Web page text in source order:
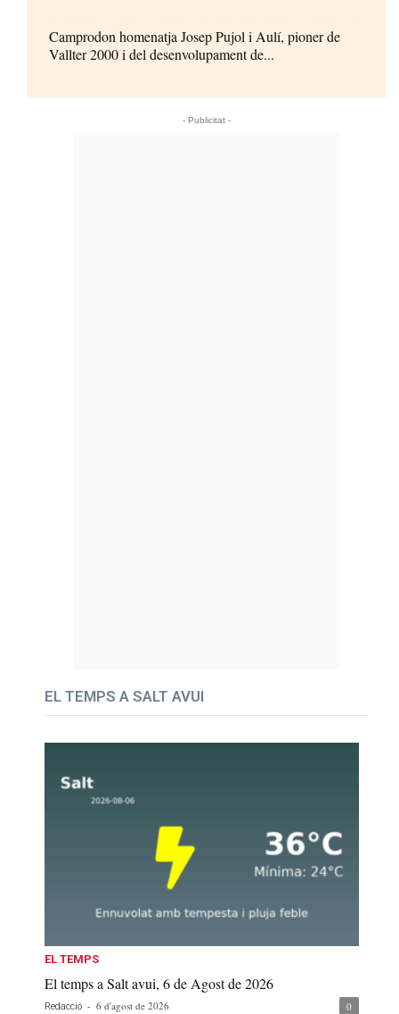
Camprodon homenatja Josep Pujol i Aulí, pioner de
Vallter 2000 i del desenvolupament de...
- Publicitat -
EL TEMPS A SALT AVUI
EL TEMPS
El temps a Salt avui, 6 de Agost de 2026
Redacció - 6 d'agost de 2026 0